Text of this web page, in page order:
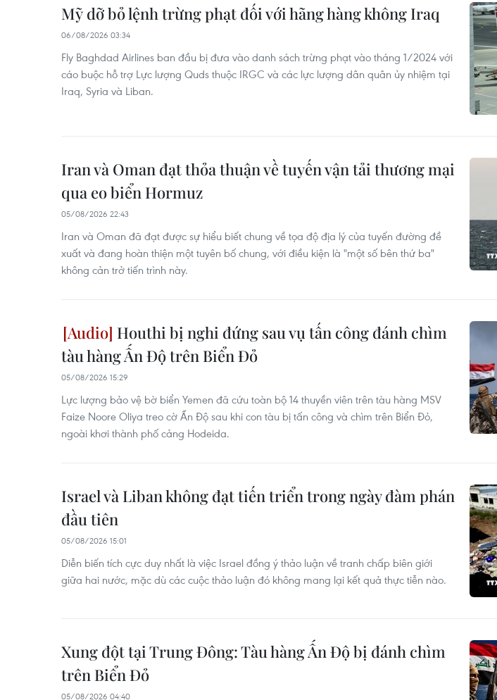
Mỹ dỡ bỏ lệnh trừng phạt đối với hãng hàng không Iraq
06/08/2026 03:34
Fly Baghdad Airlines ban đầu bị đưa vào danh sách trừng phạt vào tháng 1/2024 với
cáo buộc hỗ trợ Lực lượng Quds thuộc IRGC và các lực lượng dân quân ủy nhiệm tại
Iraq, Syria và Liban.
Iran và Oman đạt thỏa thuận về tuyến vận tải thương mại
qua eo biển Hormuz
05/08/2026 22:43
Iran và Oman đã đạt được sự hiểu biết chung về tọa độ địa lý của tuyến đường đề
xuất và đang hoàn thiện một tuyên bố chung, với điều kiện là "một số bên thứ ba"
không cản trở tiến trình này.
Houthi bị nghi đứng sau vụ tấn công đánh chìm
tàu hàng Ấn Độ trên Biển Đỏ
05/08/2026 15:29
Lực lượng bảo vệ bờ biển Yemen đã cứu toàn bộ 14 thuyền viên trên tàu hàng MSV
Faize Noore Oliya treo cờ Ấn Độ sau khi con tàu bị tấn công và chìm trên Biển Đỏ,
ngoài khơi thành phố cảng Hodeida.
Israel và Liban không đạt tiến triển trong ngày đàm phán
đầu tiên
05/08/2026 15:01
Diễn biến tích cực duy nhất là việc Israel đồng ý thảo luận về tranh chấp biên giới
giữa hai nước, mặc dù các cuộc thảo luận đó không mang lại kết quả thực tiễn nào.
Xung đột tại Trung Đông: Tàu hàng Ấn Độ bị đánh chìm
trên Biển Đỏ
05/08/2026 04:40